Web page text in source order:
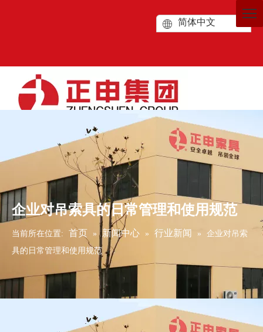
简体中文
企业对吊索具的日常管理和使用规范
当前所在位置: 首页 » 新闻中心 » 行业新闻 »
企业对吊索
具的日常管理和使用规范